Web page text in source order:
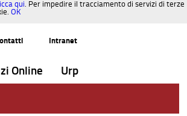
qui. Per impedire il tracciamento di servizi di terze
OK
Intranet
Online Urp